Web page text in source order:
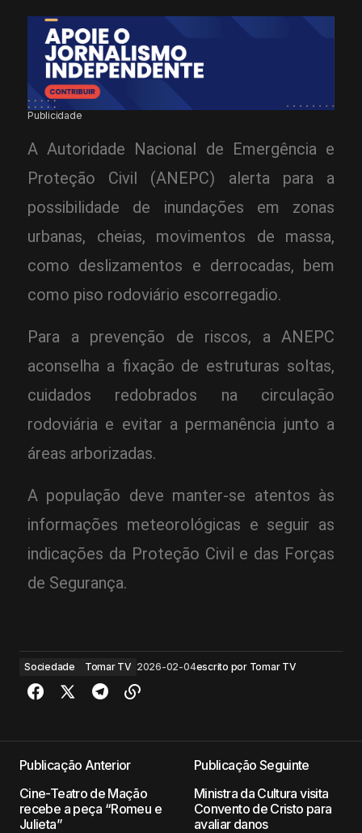
Publicidade
A Autoridade Nacional de Emergência e
Proteção Civil (ANEPC) alerta para a
possibilidade de inundações em zonas
urbanas, cheias, movimentos de massa,
como deslizamentos e derrocadas, bem
como piso rodoviário escorregadio.
Para a prevenção de riscos, a ANEPC
aconselha a fixação de estruturas soltas,
cuidados redobrados na circulação
rodoviária e evitar a permanência junto a
áreas arborizadas.
A população deve manter-se atentos às
informações meteorológicas e seguir as
indicações da Proteção Civil e das Forças
de Segurança.
Sociedade Tomar TV 2026-02-04escrito por Tomar TV
Publicação Anterior
Cine-Teatro de Mação
recebe a peça “Romeu e
Julieta”
Publicação Seguinte
Ministra da Cultura visita
Convento de Cristo para
avaliar danos